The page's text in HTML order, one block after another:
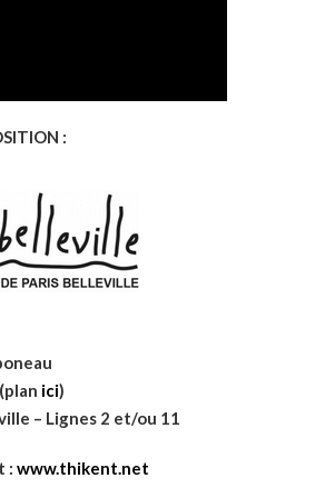
:
ici)
– Lignes 2 et/ou 11
: www.thikent.net